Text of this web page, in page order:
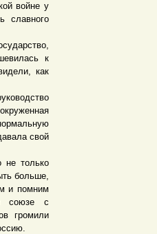
войне у
славного
к
как
свой
только
больше,
и помним
союзе с
громили